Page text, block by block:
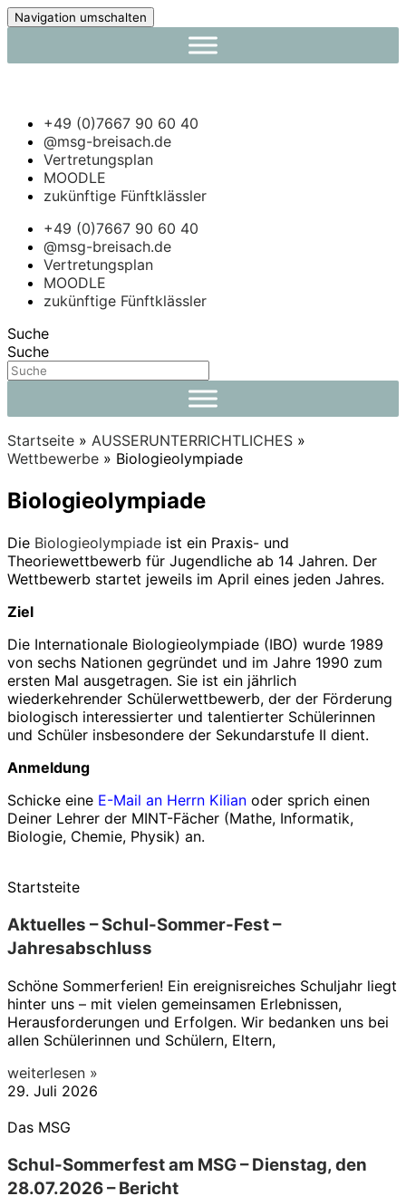
Navigation umschalten
+49 (0)7667 90 60 40
@msg-breisach.de
Vertretungsplan
MOODLE
zukünftige Fünftklässler
+49 (0)7667 90 60 40
@msg-breisach.de
Vertretungsplan
MOODLE
zukünftige Fünftklässler
Suche
Suche
Startseite » AUSSERUNTERRICHTLICHES »
Wettbewerbe » Biologieolympiade
Biologieolympiade
Die Biologieolympiade ist ein Praxis- und
Theoriewettbewerb für Jugendliche ab 14 Jahren. Der
Wettbewerb startet jeweils im April eines jeden Jahres.
Ziel
Die Internationale Biologieolympiade (IBO) wurde 1989
von sechs Nationen gegründet und im Jahre 1990 zum
ersten Mal ausgetragen. Sie ist ein jährlich
wiederkehrender Schülerwettbewerb, der der Förderung
biologisch interessierter und talentierter Schülerinnen
und Schüler insbesondere der Sekundarstufe II dient.
Anmeldung
Schicke eine E-Mail an Herrn Kilian oder sprich einen
Deiner Lehrer der MINT-Fächer (Mathe, Informatik,
Biologie, Chemie, Physik) an.
Startsteite
Aktuelles – Schul-Sommer-Fest –
Jahresabschluss
Schöne Sommerferien! Ein ereignisreiches Schuljahr liegt
hinter uns – mit vielen gemeinsamen Erlebnissen,
Herausforderungen und Erfolgen. Wir bedanken uns bei
allen Schülerinnen und Schülern, Eltern,
weiterlesen »
29. Juli 2026
Das MSG
Schul-Sommerfest am MSG – Dienstag, den
28.07.2026 – Bericht